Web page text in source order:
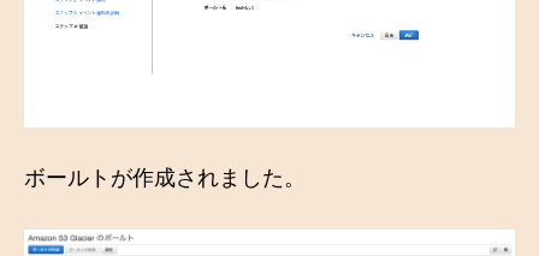
ボールトが作成されました。